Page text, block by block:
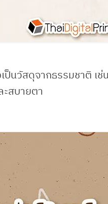
ป็นวัสดุจากธรรมชาติ เช่
สบายตา